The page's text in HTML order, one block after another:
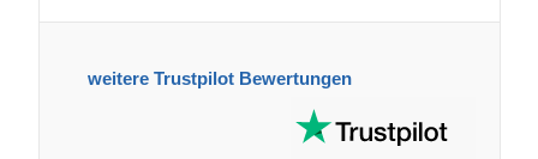
weitere Trustpilot Bewertungen